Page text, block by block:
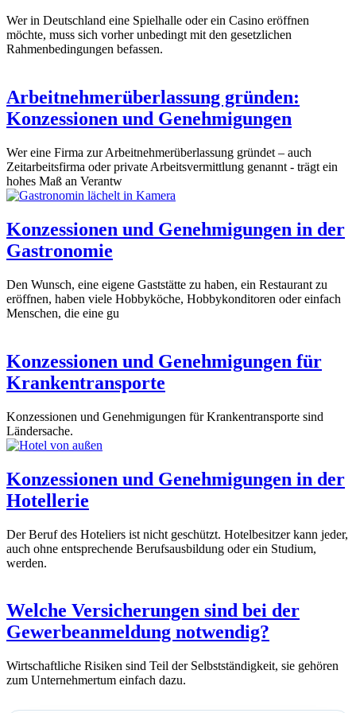
Wer in Deutschland eine Spielhalle oder ein Casino eröffnen
möchte, muss sich vorher unbedingt mit den gesetzlichen
Rahmenbedingungen befassen.
Arbeitnehmerüberlassung gründen:
Konzessionen und Genehmigungen
Wer eine Firma zur Arbeitnehmerüberlassung gründet – auch
Zeitarbeitsfirma oder private Arbeitsvermittlung genannt - trägt ein
hohes Maß an Verantw
Konzessionen und Genehmigungen in der
Gastronomie
Den Wunsch, eine eigene Gaststätte zu haben, ein Restaurant zu
eröffnen, haben viele Hobbyköche, Hobbykonditoren oder einfach
Menschen, die eine gu
Konzessionen und Genehmigungen für
Krankentransporte
Konzessionen und Genehmigungen für Krankentransporte sind
Ländersache.
Konzessionen und Genehmigungen in der
Hotellerie
Der Beruf des Hoteliers ist nicht geschützt. Hotelbesitzer kann jeder,
auch ohne entsprechende Berufsausbildung oder ein Studium,
werden.
Welche Versicherungen sind bei der
Gewerbeanmeldung notwendig?
Wirtschaftliche Risiken sind Teil der Selbstständigkeit, sie gehören
zum Unternehmertum einfach dazu.